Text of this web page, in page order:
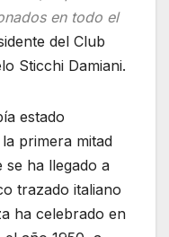
en todo el
del Club
Sticchi Damiani.
estado
primera mitad
se ha llegado a
trazado italiano
ha celebrado en